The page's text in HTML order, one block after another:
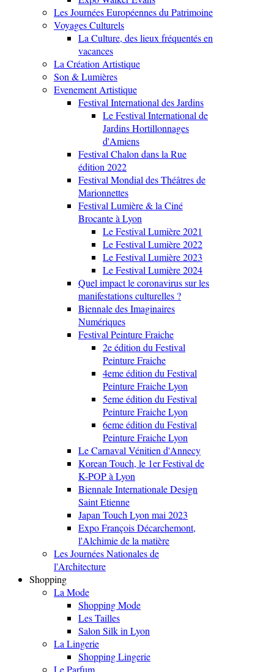
Les Journées Européennes du Patrimoine
Voyages Culturels
La Culture, des lieux fréquentés en
vacances
La Création Artistique
Son & Lumières
Evenement Artistique
Festival International des Jardins
Le Festival International de
Jardins Hortillonnages
d'Amiens
Festival Chalon dans la Rue
édition 2022
Festival Mondial des Théâtres de
Marionnettes
Festival Lumière & la Ciné
Brocante à Lyon
Le Festival Lumière 2021
Le Festival Lumière 2022
Le Festival Lumière 2023
Le Festival Lumière 2024
Quel impact le coronavirus sur les
manifestations culturelles ?
Biennale des Imaginaires
Numériques
Festival Peinture Fraiche
2e édition du Festival
Peinture Fraiche
4eme édition du Festival
Peinture Fraiche Lyon
5eme édition du Festival
Peinture Fraiche Lyon
6eme édition du Festival
Peinture Fraiche Lyon
Le Carnaval Vénitien d'Annecy
Korean Touch, le 1er Festival de
K-POP à Lyon
Biennale Internationale Design
Saint Etienne
Japan Touch Lyon mai 2023
Expo François Décarchemont,
l'Alchimie de la matière
Les Journées Nationales de
l'Architecture
Shopping
La Mode
Shopping Mode
Les Tailles
Salon Silk in Lyon
La Lingerie
Shopping Lingerie